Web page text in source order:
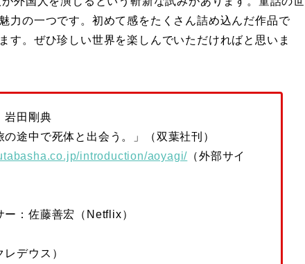
力の一つです。初めて感をたくさん詰め込んだ作品で
す。ぜひ珍しい世界を楽しんでいただければと思いま
岩田剛典
途中で死体と出会う。」（双葉社刊）
introduction/aoyagi/ （外部サイ
：佐藤善宏（Netflix）
デウス）